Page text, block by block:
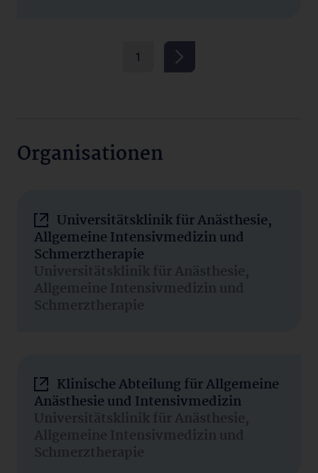
1
Organisationen
Universitätsklinik für Anästhesie,
Allgemeine Intensivmedizin und
Schmerztherapie
Universitätsklinik für Anästhesie,
Allgemeine Intensivmedizin und
Schmerztherapie
Klinische Abteilung für Allgemeine
Anästhesie und Intensivmedizin
Universitätsklinik für Anästhesie,
Allgemeine Intensivmedizin und
Schmerztherapie